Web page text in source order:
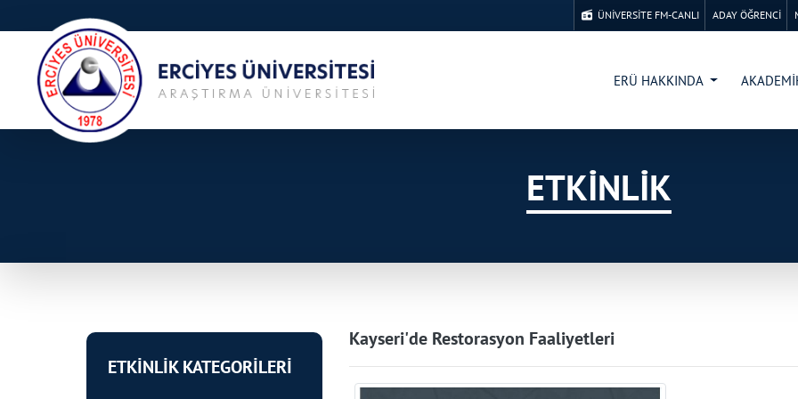
ÜNİVERSİTE FM-CANLI ADAY ÖĞRENCİ
ERÜ HAKKINDA
ETKİNLİK
ETKİNLİK KATEGORİLERİ
Kayseri'de Restorasyon Faaliyetleri